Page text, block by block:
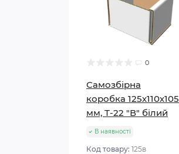
0
Самозбірна
коробка 125х110х105
мм, Т-22 "В" білий
В наявності
Код товару: 125в